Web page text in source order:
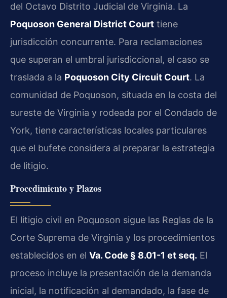
del Octavo Distrito Judicial de Virginia. La
Poquoson General District Court tiene
jurisdicción concurrente. Para reclamaciones
que superan el umbral jurisdiccional, el caso se
traslada a la Poquoson City Circuit Court. La
comunidad de Poquoson, situada en la costa del
sureste de Virginia y rodeada por el Condado de
York, tiene características locales particulares
que el bufete considera al preparar la estrategia
de litigio.
Procedimiento y Plazos
El litigio civil en Poquoson sigue las Reglas de la
Corte Suprema de Virginia y los procedimientos
establecidos en el Va. Code § 8.01-1 et seq. El
proceso incluye la presentación de la demanda
inicial, la notificación al demandado, la fase de